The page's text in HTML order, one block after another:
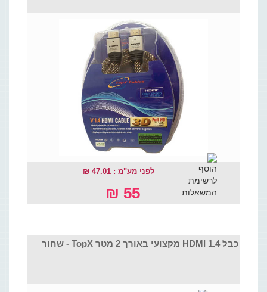
לפני מע"מ : 47.01 ₪
55 ₪
כבל HDMI 1.4 מקצועי באורך 2 מטר TopX - שחור